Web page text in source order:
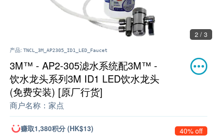
2 / 3
产品: TNCL_3M_AP2305_ID1_LED_Faucet
3M™ - AP2-305滤水系统配3M™ -
饮水龙头系列3M ID1 LED饮水龙头
(免费安装) [原厂行货]
商户名称： 家点
赚取1,380积分 (HK$13) 40% off